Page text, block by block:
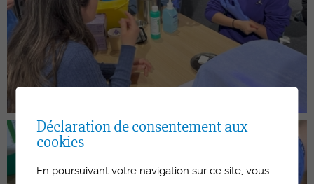
Déclaration de consentement aux
cookies
En poursuivant votre navigation sur ce site, vous